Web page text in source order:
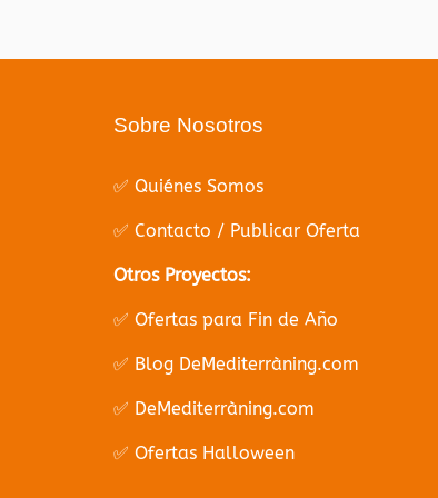
Sobre Nosotros
✅ Quiénes Somos
✅ Contacto / Publicar Oferta
Otros Proyectos:
✅ Ofertas para Fin de Año
✅ Blog DeMediterràning.com
✅ DeMediterràning.com
✅ Ofertas Halloween